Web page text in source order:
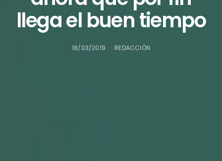
llega el buen tiempo
18/03/2019 REDACCIÓN